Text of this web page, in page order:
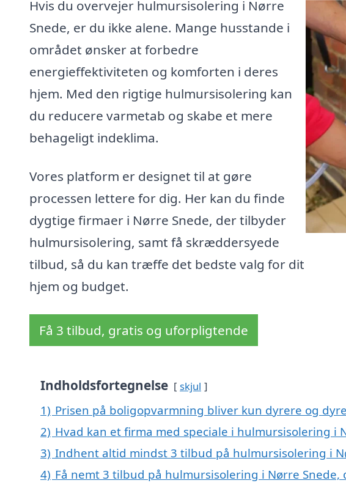
Hvis du overvejer hulmursisolering i Nørre
Snede, er du ikke alene. Mange husstande i
området ønsker at forbedre
energieffektiviteten og komforten i deres
hjem. Med den rigtige hulmursisolering kan
du reducere varmetab og skabe et mere
behageligt indeklima.
Vores platform er designet til at gøre
processen lettere for dig. Her kan du finde
dygtige firmaer i Nørre Snede, der tilbyder
hulmursisolering, samt få skræddersyede
tilbud, så du kan træffe det bedste valg for dit
hjem og budget.
Få 3 tilbud, gratis og uforpligtende
Indholdsfortegnelse skjul
1) Prisen på boligopvarmning bliver kun dyrere og
2) Hvad kan et firma med speciale i hulmursisolering i
3) Indhent altid mindst 3 tilbud på hulmursisolering i
4) Få nemt 3 tilbud på hulmursisolering i Nørre